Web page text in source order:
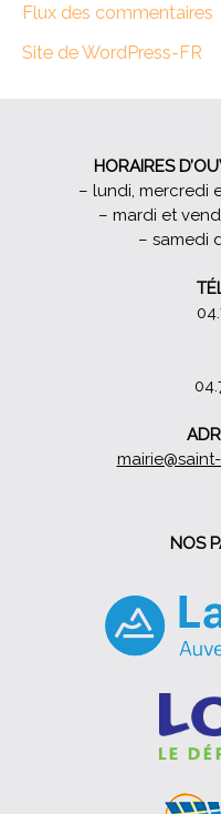
Flux des commentaires
Site de WordPress-FR
NOS
HORAIRES
– lundi, mercredi
– mardi et
– samedi